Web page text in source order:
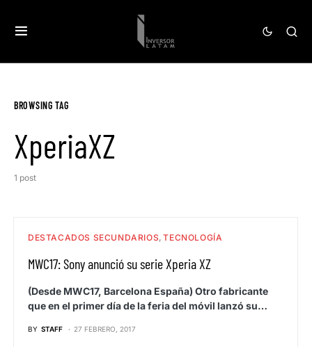
BROWSING TAG
XperiaXZ
1 post
DESTACADOS SECUNDARIOS TECNOLOGÍA
MWC17: Sony anunció su serie Xperia XZ
(Desde MWC17, Barcelona España) Otro fabricante
que en el primer día de la feria del móvil lanzó su…
BY STAFF 27 FEBRERO, 2017